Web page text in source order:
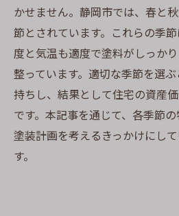
かせません。静岡市では、春と
節とされています。これらの季
度と気温も適度で塗料がしっか
整っています。適切な季節を選
持ちし、結果として住宅の資産
です。本記事を通じて、各季節
塗装計画を考えるきっかけにし
す。